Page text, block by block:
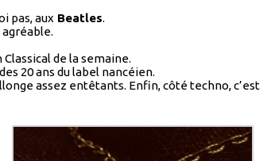
pas, aux Beatles.
de la semaine.
20 ans du label nancéien.
assez entêtants. Enfin, côté techno, c’est